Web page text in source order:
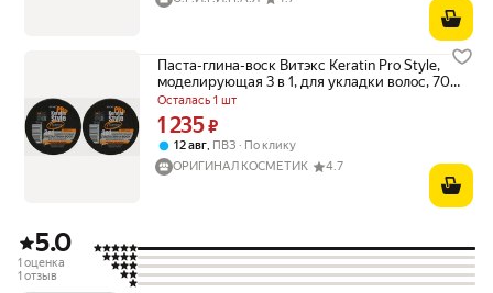
Паста-глина-воск Витэкс Keratin Pro Style,
моделирующая 3 в 1, для укладки волос, 70
гр, 2 шт.
Осталась 1 шт
Цена 1235 ₽ вместо
1 235₽
12 авг ПВЗ
По клику
ОРИГИНАЛ КОСМЕТИК
4.7
5.0
1 оценка
1 отзыв